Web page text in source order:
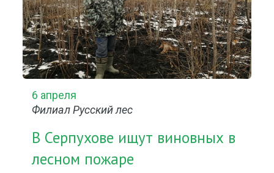
6 апреля
Филиал Русский лес
В Серпухове ищут виновных в
лесном пожаре